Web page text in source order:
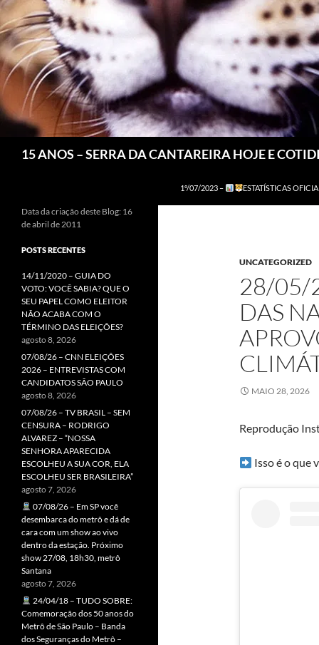
15 ANOS – SERRA DA CANTAREIRA HOJE E
1º/07/2023 – ESTATÍSTICAS
UNCATEGORIZED
28/05/
DAS
MAIO 28, 2026
Reprodução
Isso é o que
Data da criação deste Blog: 16
de abril de 2011
POSTS RECENTES
14/11/2020 – GUIA DO
VOTO: VOCÊ SABIA? QUE O
SEU PAPEL COMO ELEITOR
NÃO ACABA COM O
TÉRMINO DAS ELEIÇÕES?
agosto 8, 2026
07/08/26 – CNN ELEIÇÕES
2026 – ENTREVISTAS COM
CANDIDATOS SÃO PAULO
agosto 8, 2026
07/08/26 – TV BRASIL – SEM
CENSURA – RODRIGO
ALVAREZ – “NOSSA
SENHORA APARECIDA
ESCOLHEU A SUA COR, ELA
ESCOLHEU SER BRASILEIRA”
agosto 7, 2026
07/08/26 – Em SP você
desembarca do metrô e dá de
cara com um show ao vivo
dentro da estação. Próximo
show 27/08, 18h30, metrô
Santana
agosto 7, 2026
24/04/18 – TUDO SOBRE:
Comemoração dos 50 anos do
Metrô de São Paulo – Banda
dos Seguranças do Metrô –